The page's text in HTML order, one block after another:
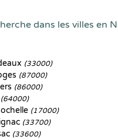
dans les villes en
(33000)
(87000)
(86000)
(64000)
(17000)
(33700)
(33600)